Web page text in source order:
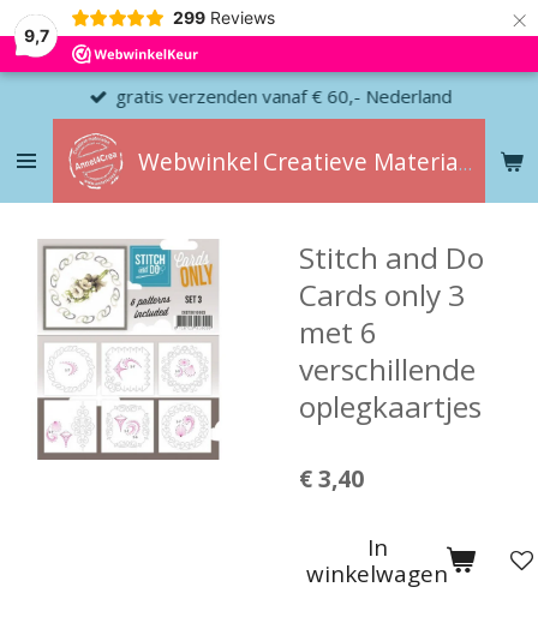
9,7
299 Reviews ×
Webwinkel Creatieve Materialen
gratis verzenden vanaf € 60,- Nederland
Stitch and Do
Cards only 3
met 6
verschillende
oplegkaartjes
€ 3,40
In
winkelwagen